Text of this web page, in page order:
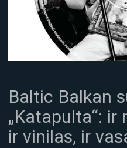
Baltic Balkan
„Katapulta“: ir
ir vinilas, ir